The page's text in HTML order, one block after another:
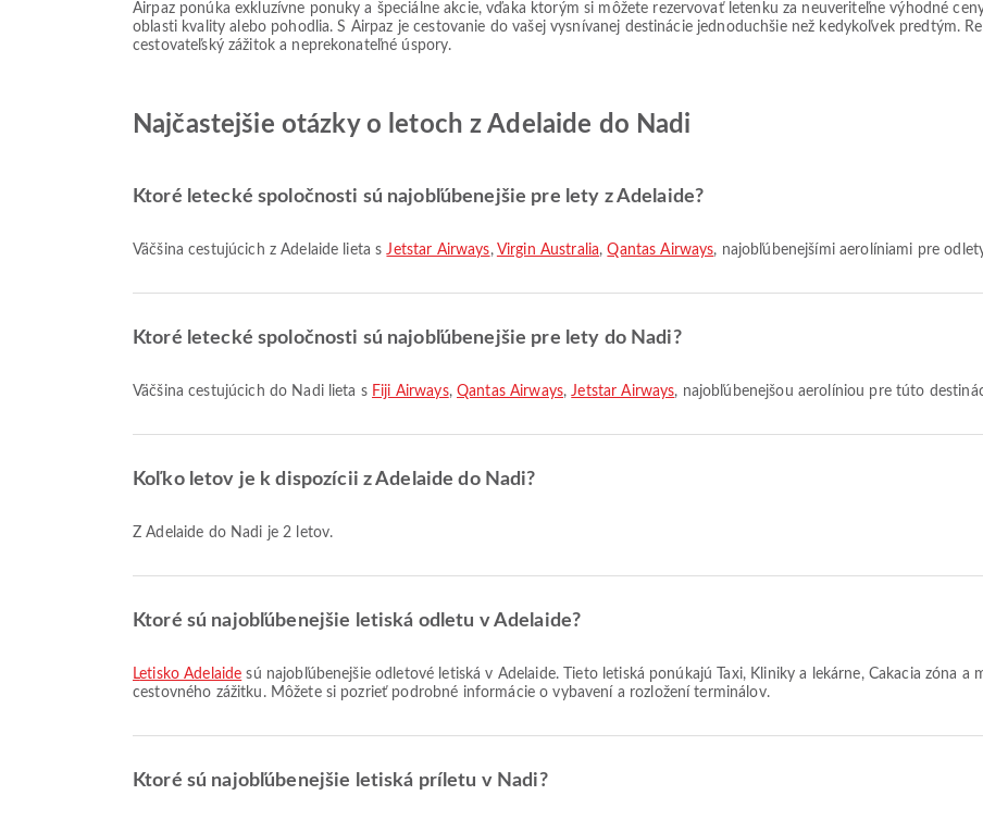
Airpaz ponúka exkluzívne ponuky a špeciálne akcie, vďaka ktorým si môžete rezervovať letenku za neuveriteľne výhodné
oblasti kvality alebo pohodlia. S Airpaz je cestovanie do vašej vysnívanej destinácie jednoduchšie než kedykoľvek predtým.
cestovateľský zážitok a neprekonateľné úspory.
Najčastejšie otázky o letoch z Adelaide do Nadi
Ktoré letecké spoločnosti sú najobľúbenejšie pre lety z Adelaide?
Väčšina cestujúcich z Adelaide lieta sJetstar Airways, Virgin Australia,Qantas Airways, najobľúbenejšími aerolíniami pre
Ktoré letecké spoločnosti sú najobľúbenejšie pre lety do Nadi?
Väčšina cestujúcich do Nadi lieta s Fiji Airways,Qantas Airways,Jetstar Airways, najobľúbenejšou aerolíniou pre túto
Koľko letov je k dispozícii z Adelaide do Nadi?
Z Adelaide do Nadi je 2 letov.
Ktoré sú najobľúbenejšie letiská odletu v Adelaide?
Letisko Adelaide sú najobľúbenejšie odletové letiská v Adelaide. Tieto letiská ponúkajú Taxi, Kliniky a lekárne, Čakacia zóna a
cestovného zážitku. Môžete si pozrieť podrobné informácie o vybavení a rozložení terminálov.
Ktoré sú najobľúbenejšie letiská príletu v Nadi?